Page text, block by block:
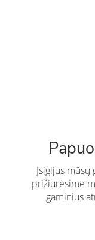
Įsigijus mūsų
prižiūrėsime
gaminius